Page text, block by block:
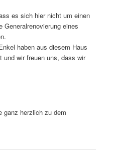
es sich hier nicht um einen
Generalrenovierung eines
haben aus diesem Haus
und wir freuen uns, dass wir
ganz herzlich zu dem